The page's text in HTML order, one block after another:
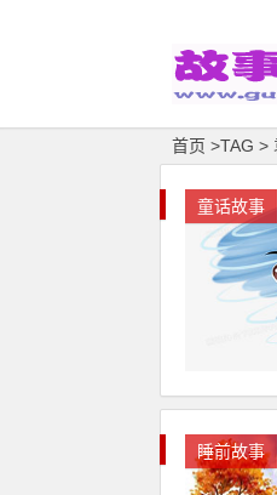
首页 >TAG >
童话故事
睡前故事